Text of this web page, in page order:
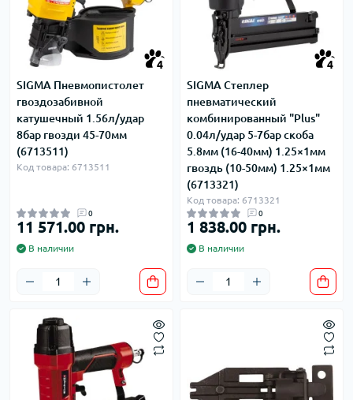
4
SIGMA Пневмопистолет
гвоздозабивной
катушечный 1.56л/удар
8бар гвозди 45-70мм
(6713511)
Код товара: 6713511
0
11 571.00 грн.
В наличии
4
SIGMA Степлер
пневматический
комбинированный "Plus"
0.04л/удар 5-7бар скоба
5.8мм (16-40мм) 1.25×1мм
гвоздь (10-50мм) 1.25×1мм
(6713321)
Код товара: 6713321
0
1 838.00 грн.
В наличии